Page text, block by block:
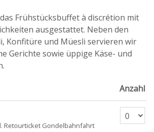
Frühstücksbuffet à discrétion mit
ausgestattet. Neben den
Konfitüre und Müesli servieren wir
Gerichte sowie üppige Käse- und
Anzahl
Retourticket Gondelbahnfahrt
Anzahl